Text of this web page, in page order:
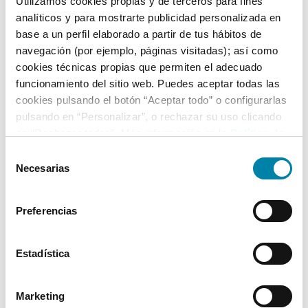
analíticos y para mostrarte publicidad personalizada en
base a un perfil elaborado a partir de tus hábitos de
navegación (por ejemplo, páginas visitadas); así como
cookies técnicas propias que permiten el adecuado
funcionamiento del sitio web. Puedes aceptar todas las
cookies pulsando el botón “Aceptar todo” o configurarlas
pulsando en “Personalizar”, o rechazar su uso clicando
Necesarias
Preferencias
Estadística
Marketing
Equipamiento*
Detalles destacados
Luces de circulación diurna LED
Control de tracción
* La información de Equipamiento puede no reflejar todos los detalles
Más de 3.500 clientes satisfechos